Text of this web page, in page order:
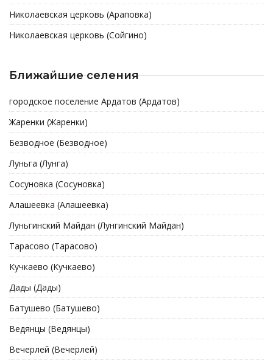
Николаевская церковь (Араповка)
Николаевская церковь (Сойгино)
Ближайшие селения
городское поселение Ардатов (Ардатов)
Жаренки (Жаренки)
Безводное (Безводное)
Луньга (Лунга)
Сосуновка (Сосуновка)
Алашеевка (Алашеевка)
Луньгинский Майдан (Лунгинский Майдан)
Тарасово (Тарасово)
Кучкаево (Кучкаево)
Дады (Дады)
Батушево (Батушево)
Ведянцы (Ведянцы)
Вечерлей (Вечерлей)